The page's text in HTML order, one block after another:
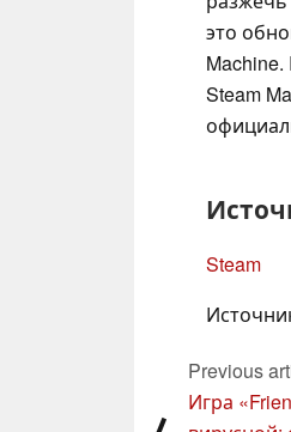
это
Steam
Steam
Previous
Игра